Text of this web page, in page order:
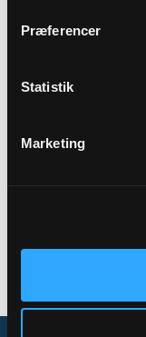
Præferencer
Statistik
Marketing
Beskrivelse